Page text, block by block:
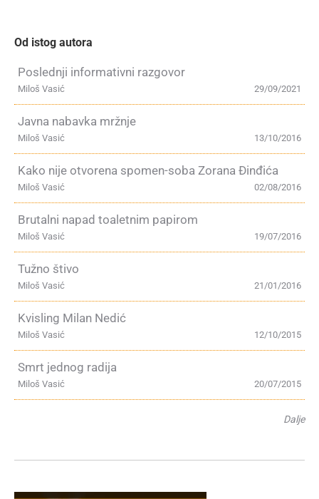
Od istog autora
Poslednji informativni razgovor
29/09/2021
Miloš Vasić
Javna nabavka mržnje
13/10/2016
Miloš Vasić
Kako nije otvorena spomen-soba Zorana Đinđića
02/08/2016
Miloš Vasić
Brutalni napad toaletnim papirom
19/07/2016
Miloš Vasić
Tužno štivo
21/01/2016
Miloš Vasić
Kvisling Milan Nedić
12/10/2015
Miloš Vasić
Smrt jednog radija
20/07/2015
Miloš Vasić
Dalje